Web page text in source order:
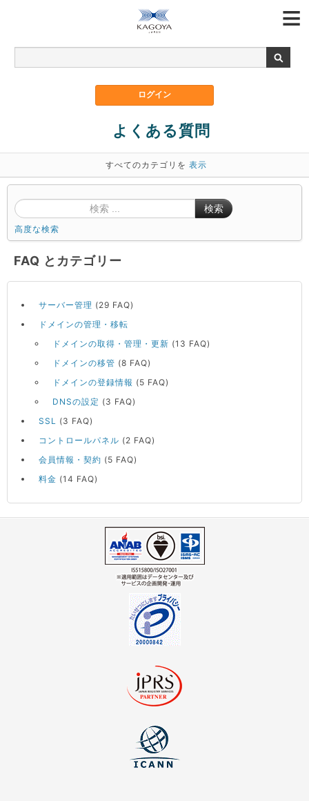
よくある質問
すべてのカテゴリを 表示
検索
高度な検索
FAQ とカテゴリー
サーバー管理 (29 FAQ)
ドメインの管理・移転
ドメインの取得・管理・更新 (13 FAQ)
ドメインの移管 (8 FAQ)
ドメインの登録情報 (5 FAQ)
DNSの設定 (3 FAQ)
SSL
(3 FAQ)
コントロールパネル (2 FAQ)
会員情報・契約 (5 FAQ)
料金 (14 FAQ)